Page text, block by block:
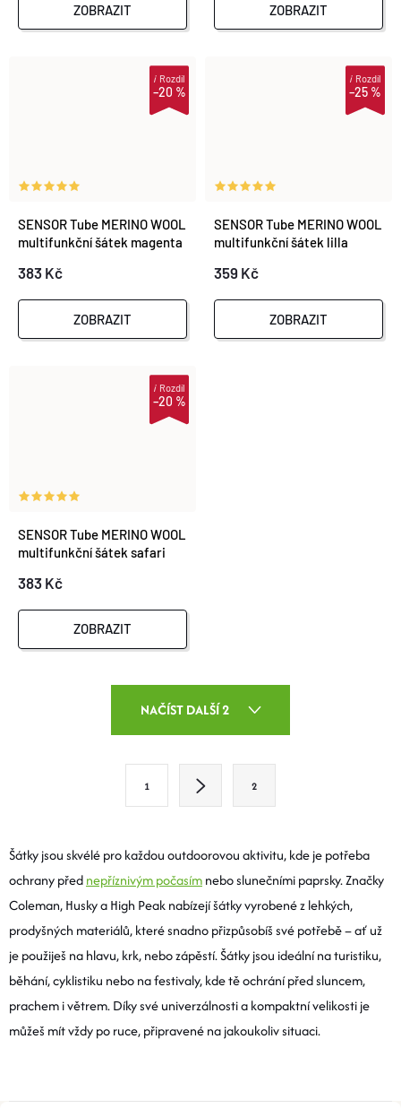
ZOBRAZIT ZOBRAZIT
–20 %
iRozdíl
SENSOR Tube MERINO WOOL
multifunkční šátek magenta
383 Kč
ZOBRAZIT
–25 %
iRozdíl
SENSOR Tube MERINO WOOL
multifunkční šátek lilla
359 Kč
ZOBRAZIT
–20 %
iRozdíl
SENSOR Tube MERINO WOOL
multifunkční šátek safari
383 Kč
ZOBRAZIT
D
A
C
Í
P
R
K
NAČÍST DALŠÍ 2
Á
N
K
O
V
Á
N
Í
1 2
Šátky jsou skvélé pro každou outdoorovou aktivitu, kde je potřeba
ochrany přednepříznivým počasímnebo slunečními paprsky. Značky
Coleman, Husky a High Peak nabízejí šátky vyrobené z lehkých,
prodyšných materiálů, které snadno přizpůsobíš své potřebě – ať už
je použiješ na hlavu, krk, nebo zápěstí. Šátky jsou ideální na turistiku,
běhání, cyklistiku nebo na festivaly, kde tě ochrání před sluncem,
prachem i větrem. Díky své univerzálnosti a kompaktní velikosti je
můžeš mít vždy po ruce, připravené na jakoukoliv situaci.